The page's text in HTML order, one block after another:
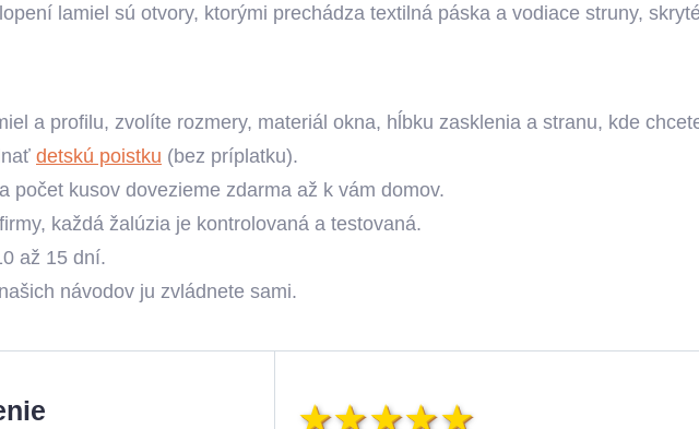
lamiel sú otvory, ktorými prechádza textilná páska a vodiace struny,
a profilu, zvolíte rozmery, materiál okna, hĺbku zasklenia a stranu, kde
detskú poistku (bez príplatku).
počet kusov dovezieme zdarma až k vám domov.
každá žalúzia je kontrolovaná a testovaná.
až 15 dní.
návodov ju zvládnete sami.